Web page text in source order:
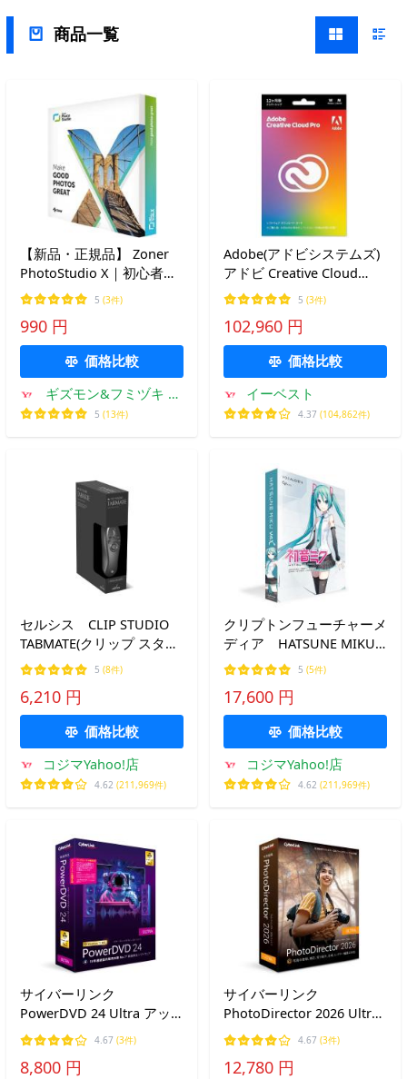
商品一覧
【新品・正規品】 Zoner
PhotoStudio X｜初心者か
らプロまで使える写真編集
ソフト｜RAW現像・レタッ
チ・管理まで一括対応(ラ
イセンスカード)
5 (3件)
990 円
価格比較
ギズモン&フミヅキ ヤ
フーショップ
5 (13件)
Adobe(アドビシステムズ)
アドビ Creative Cloud
PRO 1年 Livecard サブス
クリプション期間1年(12ヶ
月) パッケージ版 ソフトウ
ェア ダウンロードカード
5 (3件)
102,960 円
価格比較
イーベスト
4.37 (104,862件)
セルシス CLIP STUDIO
TABMATE(クリップ スタジ
オ タブメイト) CES-
50033
5 (8件)
6,210 円
価格比較
コジマYahoo!店
4.62 (211,969件)
クリプトンフューチャーメ
ディア HATSUNE MIKU
V4X (incl. ENGLISH)/
PACKAGE MIKUV4XCP
5 (5件)
17,600 円
価格比較
コジマYahoo!店
4.62 (211,969件)
サイバーリンク
PowerDVD 24 Ultra アッ
プグレード &amp; 乗換え
版 DVD24ULTSG-001
4.67 (3件)
8,800 円
サイバーリンク
PhotoDirector 2026 Ultra
通常版
PHD17ULTNM001
4.67 (3件)
12,780 円